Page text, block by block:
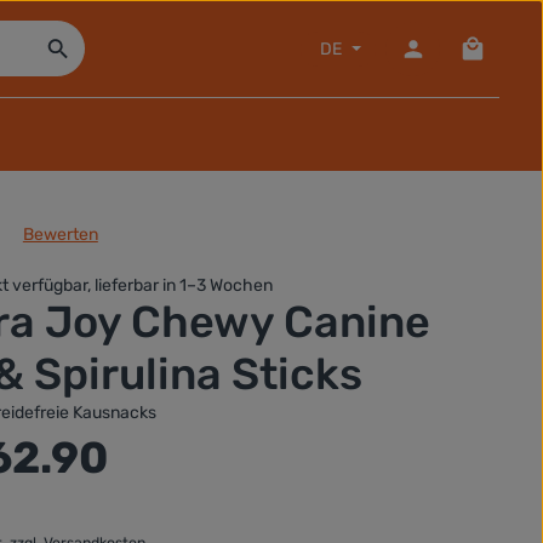
DE
Bewerten
verfügbar, lieferbar in 1–3 Wochen
Joy Chewy Canine
Spirulina Sticks
Kausnacks